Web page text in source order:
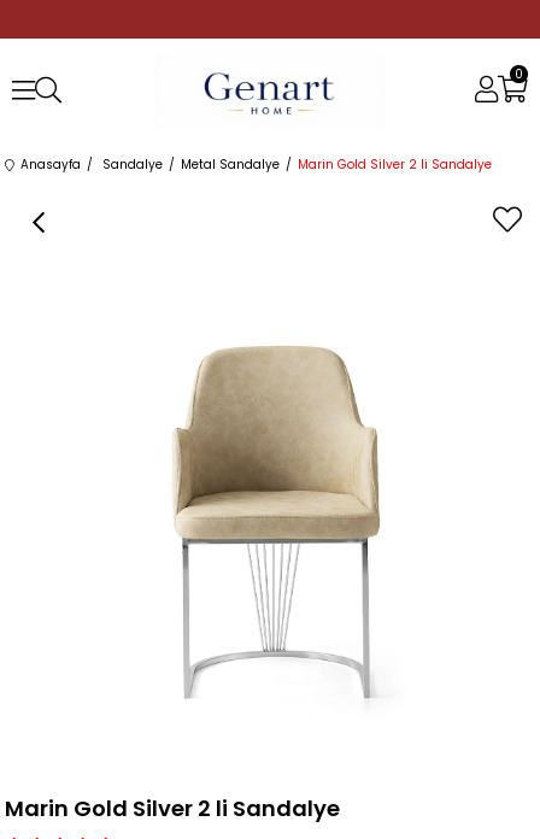
0
Anasayfa Sandalye Metal Sandalye Marin Gold Silver 2 li Sandalye
Marin Gold Silver 2 li Sandalye